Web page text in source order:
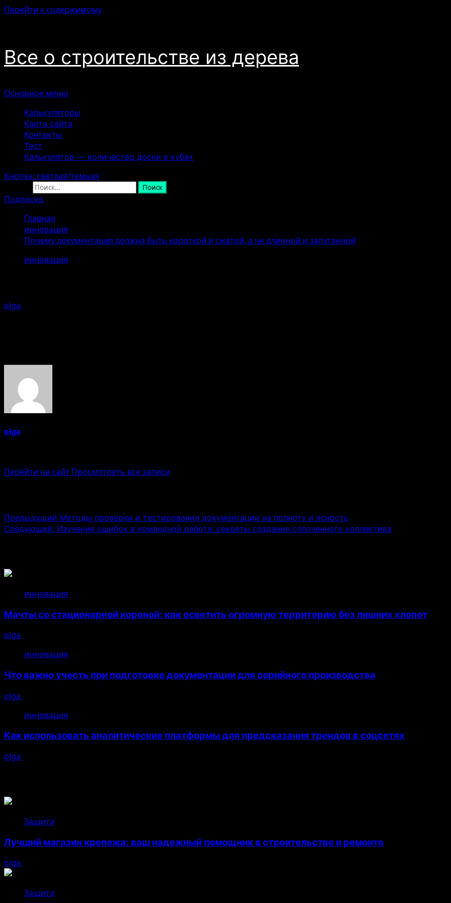
Перейти к содержимому
Все о строительстве из дерева
Основное меню
Калькуляторы
Карта сайта
Контакты
Тест
Калькулятор — количество доски в кубах
Кнопка: светлая/темная
Подписка
Главная
инновация
Почему документация должна быть короткой и сжатой, а не длинной и запутанной
инновация
olga
olga
Перейти на сайт Просмотреть все записи
Предыдущий Методы проверки и тестирования документации на полноту и ясность
Следующий: Изучение ошибок в командной работе: секреты создания сплоченного коллектива
инновация
Мачты со стационарной короной: как осветить огромную территорию без лишних хлопот
olga
инновация
Что важно учесть при подготовке документации для серийного производства
olga
инновация
Как использовать аналитические платформы для предсказания трендов в соцсетях
olga
Защита
Лучший магазин крепежа: ваш надежный помощник в строительстве и ремонте
olga
Защита